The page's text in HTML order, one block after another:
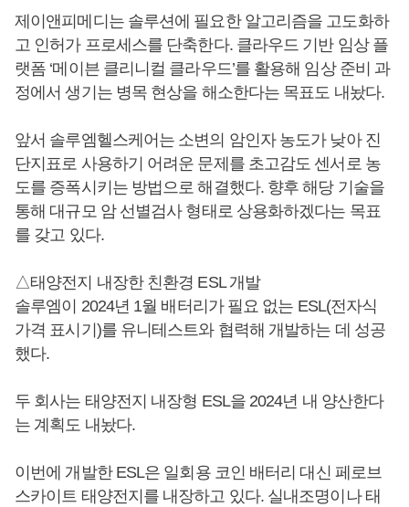
제이앤피메디는 솔루션에 필요한 알고리즘을 고도화하
고 인허가 프로세스를 단축한다. 클라우드 기반 임상 플
랫폼 ‘메이븐 클리니컬 클라우드’를 활용해 임상 준비 과
정에서 생기는 병목 현상을 해소한다는 목표도 내놨다.
앞서 솔루엠헬스케어는 소변의 암인자 농도가 낮아 진
단지표로 사용하기 어려운 문제를 초고감도 센서로 농
도를 증폭시키는 방법으로 해결했다. 향후 해당 기술을
통해 대규모 암 선별검사 형태로 상용화하겠다는 목표
를 갖고 있다.
△태양전지 내장한 친환경 ESL 개발
솔루엠이 2024년 1월 배터리가 필요 없는 ESL(전자식
가격 표시기)를 유니테스트와 협력해 개발하는 데 성공
했다.
두 회사는 태양전지 내장형 ESL을 2024년 내 양산한다
는 계획도 내놨다.
이번에 개발한 ESL은 일회용 코인 배터리 대신 페로브
스카이트 태양전지를 내장하고 있다. 실내조명이나 태